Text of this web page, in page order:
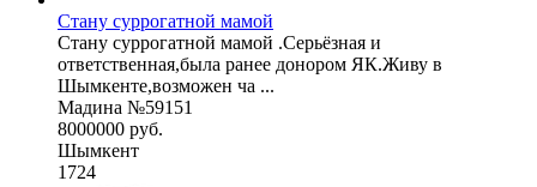
Стану суррогатной мамой
Стану суррогатной мамой .Серьёзная и
ответственная,была ранее донором ЯК.Живу в
Шымкенте,возможен ча ...
Мадина №59151
8000000 руб.
Шымкент
1724